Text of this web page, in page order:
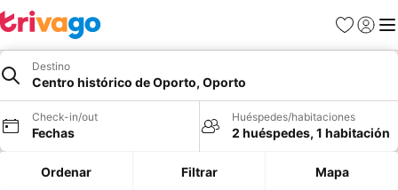
Favoritos
Iniciar
Destino
Centro histórico de Oporto, Oporto
Check-in/out
Fechas
Huéspedes/habitaciones
2 huéspedes, 1 habitación
Ordenar Filtrar Mapa